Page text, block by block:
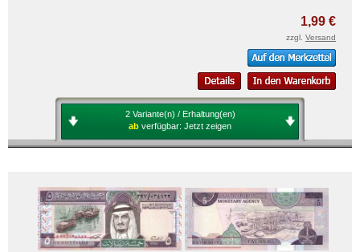
1,99 €
zzgl. Versand
2 Variante(n) / Erhaltung(en)
ab verfügbar: Jetzt zeigen